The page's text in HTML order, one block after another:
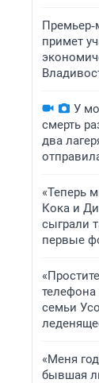
примет
У
смерть
два
«Теперь
Кока и
сыграли
первые
телефона
семьи
«Меня
бывшая